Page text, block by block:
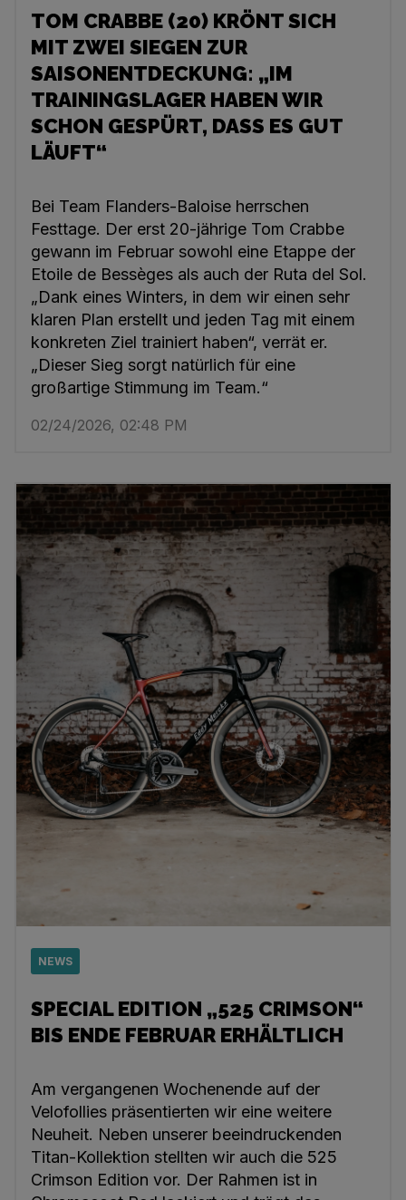
TOM CRABBE (20) KRÖNT SICH
MIT ZWEI SIEGEN ZUR
SAISONENTDECKUNG: „IM
TRAININGSLAGER HABEN WIR
SCHON GESPÜRT, DASS ES GUT
LÄUFT“
Bei Team Flanders-Baloise herrschen
Festtage. Der erst 20-jährige Tom Crabbe
gewann im Februar sowohl eine Etappe der
Etoile de Bessèges als auch der Ruta del Sol.
„Dank eines Winters, in dem wir einen sehr
klaren Plan erstellt und jeden Tag mit einem
konkreten Ziel trainiert haben“, verrät er.
„Dieser Sieg sorgt natürlich für eine
großartige Stimmung im Team.“
02/24/2026, 02:48 PM
NEWS
SPECIAL EDITION „525 CRIMSON“
BIS ENDE FEBRUAR ERHÄLTLICH
Am vergangenen Wochenende auf der
Velofollies präsentierten wir eine weitere
Neuheit. Neben unserer beeindruckenden
Titan-Kollektion stellten wir auch die 525
Crimson Edition vor. Der Rahmen ist in